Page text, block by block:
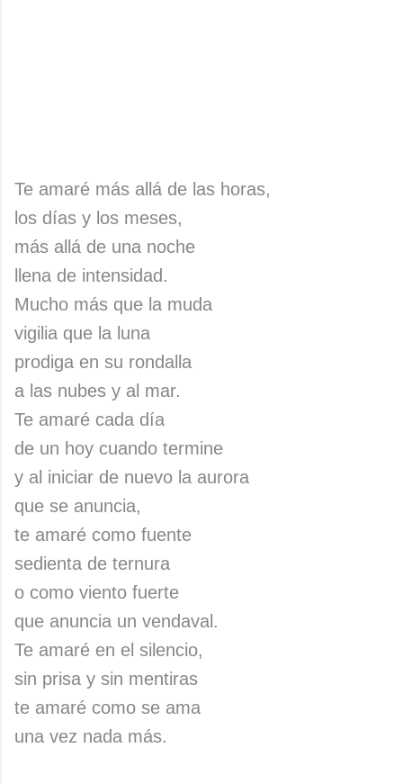
Te amaré más allá de las horas,
los días y los meses,
más allá de una noche
llena de intensidad.
Mucho más que la muda
vigilia que la luna
prodiga en su rondalla
a las nubes y al mar.
Te amaré cada día
de un hoy cuando termine
y al iniciar de nuevo la aurora
que se anuncia,
te amaré como fuente
sedienta de ternura
o como viento fuerte
que anuncia un vendaval.
Te amaré en el silencio,
sin prisa y sin mentiras
te amaré como se ama
una vez nada más.